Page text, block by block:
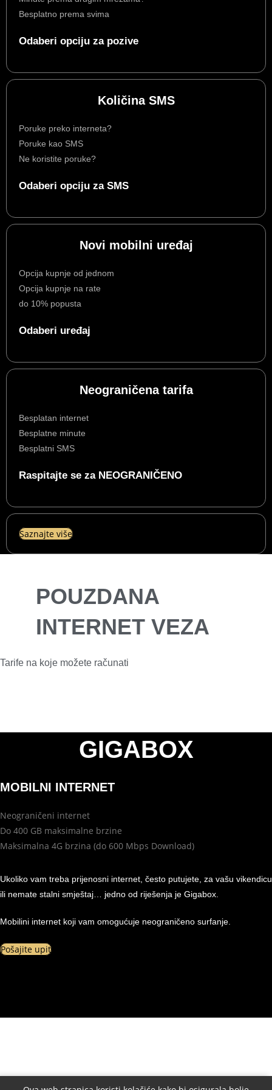
Besplatno prema svima
Odaberi opciju za pozive
Količina SMS
Poruke preko interneta?
Poruke kao SMS
Ne koristite poruke?
Odaberi opciju za SMS
Novi mobilni uređaj
Opcija kupnje od jednom
Opcija kupnje na rate
do 10% popusta
Odaberi uređaj
Neograničena tarifa
Besplatan internet
Besplatne minute
Besplatni SMS
Raspitajte se za NEOGRANIČENO
Saznajte više
POUZDANA
INTERNET VEZA
Tarife na koje možete računati
GIGABOX
MOBILNI INTERNET
Neograničeni internet
Do 400 GB maksimalne brzine
Maksimalna 4G brzina (do 600 Mbps Download)
Ukoliko vam treba prijenosni internet, često putujete, za vašu vikendicu
ili nemate stalni smještaj… jedno od riješenja je Gigabox.
Mobilini internet koji vam omogućuje neograničeno surfanje.
Pošajite upit